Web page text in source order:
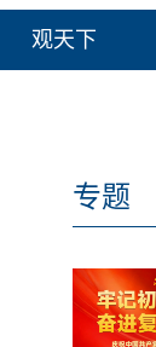
观天下
专题